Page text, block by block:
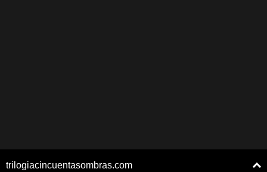
trilogiacincuentasombras.com